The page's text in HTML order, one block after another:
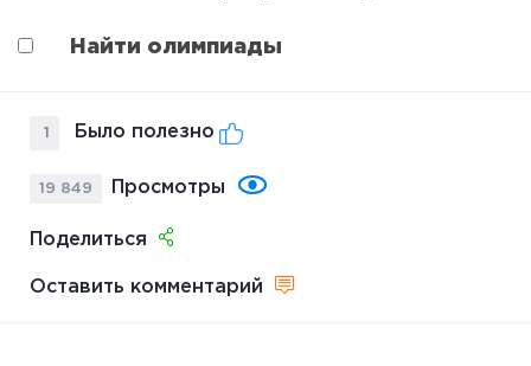
Найти олимпиады
1 Было полезно
19 849 Просмотры
Поделиться
Оставить комментарий